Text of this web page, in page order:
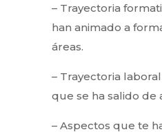
– Trayectoria
han animado a
áreas.
– Trayectoria
que se ha salido de
– Aspectos que te